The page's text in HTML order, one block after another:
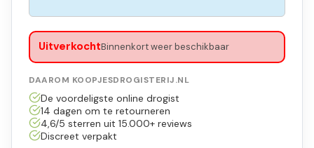
UitverkochtBinnenkort weer beschikbaar
DAAROM KOOPJESDROGISTERIJ.NL
De voordeligste online drogist
14 dagen om te retourneren
4,6/5 sterren uit 15.000+ reviews
Discreet verpakt